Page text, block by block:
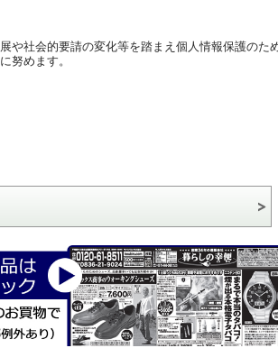
や社会的要請の変化等を踏まえ個人情報保護のた
努めます。